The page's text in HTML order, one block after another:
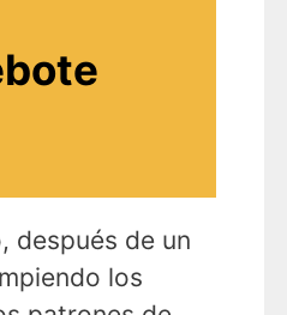
después de un
los